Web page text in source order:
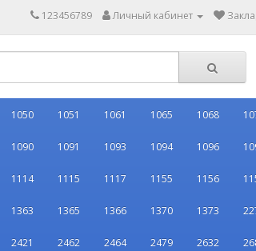
123456789 Личный кабинет
1050 1051 1061 1065 1068
1090 1091 1093 1094 1096
1114 1115 1117 1155 1156
1363 1365 1366 1370 1373
2421 2462 2464 2479 2632